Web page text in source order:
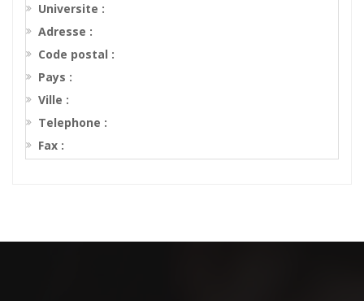
Universite :
Adresse :
Code postal :
Pays :
Ville :
Telephone :
Fax :